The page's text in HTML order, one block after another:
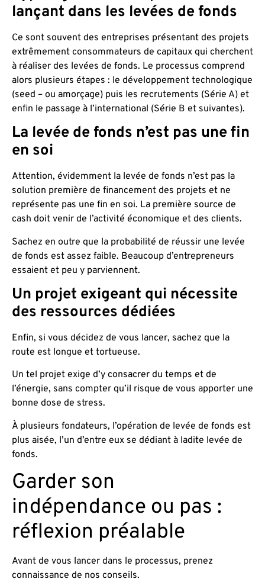
lançant dans les levées de fonds
Ce sont souvent des entreprises présentant des projets
extrêmement consommateurs de capitaux qui cherchent
à réaliser des levées de fonds. Le processus comprend
alors plusieurs étapes : le développement technologique
(seed – ou amorçage) puis les recrutements (Série A) et
enfin le passage à l’international (Série B et suivantes).
La levée de fonds n’est pas une fin
en soi
Attention, évidemment la levée de fonds n’est pas la
solution première de financement des projets et ne
représente pas une fin en soi. La première source de
cash doit venir de l’activité économique et des clients.
Sachez en outre que la probabilité de réussir une levée
de fonds est assez faible. Beaucoup d’entrepreneurs
essaient et peu y parviennent.
Un projet exigeant qui nécessite
des ressources dédiées
Enfin, si vous décidez de vous lancer, sachez que la
route est longue et tortueuse.
Un tel projet exige d’y consacrer du temps et de
l’énergie, sans compter qu’il risque de vous apporter une
bonne dose de stress.
À plusieurs fondateurs, l’opération de levée de fonds est
plus aisée, l’un d’entre eux se dédiant à ladite levée de
fonds.
Garder son
indépendance ou pas :
réflexion préalable
Avant de vous lancer dans le processus, prenez
connaissance de nos conseils.